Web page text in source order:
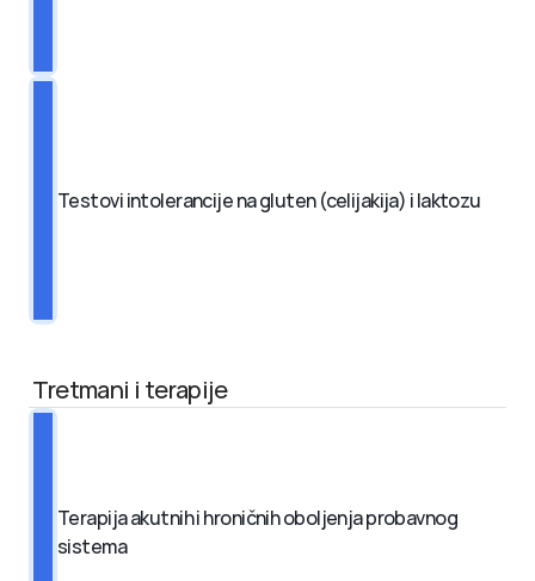
Testovi intolerancije na gluten (celijakija) i laktozu
Tretmani i terapije
Terapija akutnih i hroničnih oboljenja probavnog
sistema